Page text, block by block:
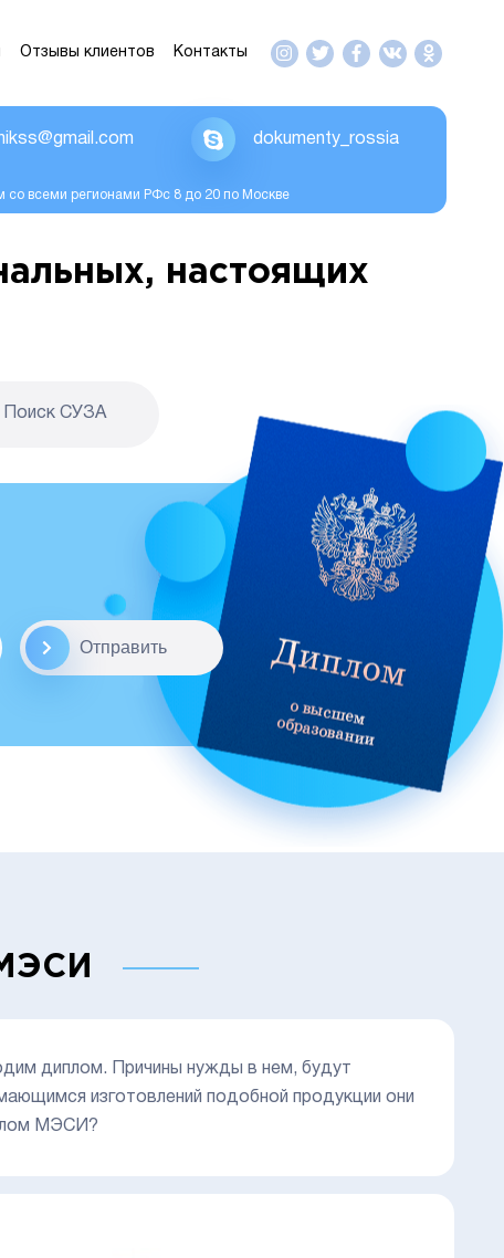
Отзывы клиентов Контакты
dokumenty_rossia
со всеми регионами РФс 8 до 20 по Москве
настоящих
Поиск CУЗА
Отправить
диплом. Причины нужды в нем, будут
изготовлений подобной продукции они
МЭСИ?